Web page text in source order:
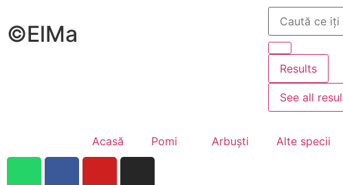
©ElMa
Results
See all
Acasă Pomi Arbuști Alte specii